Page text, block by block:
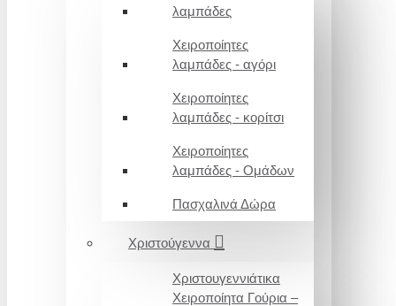
λαμπάδες
Χειροποίητες
λαμπάδες - αγόρι
Χειροποίητες
λαμπάδες - κορίτσι
Χειροποίητες
λαμπάδες - Ομάδων
Πασχαλινά Δώρα
Χριστούγεννα
Χριστουγεννιάτικα
Χειροποίητα Γούρια –